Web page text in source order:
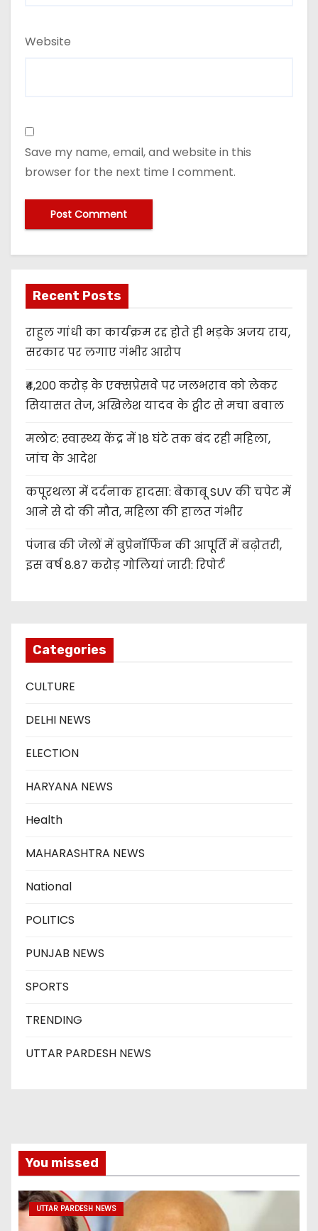
Website
Save my name, email, and website in this
browser for the next time I comment.
Recent Posts
राहुल गांधी का कार्यक्रम रद्द होते ही भड़के अजय राय,
सरकार पर लगाए गंभीर आरोप
₹4,200 करोड़ के एक्सप्रेसवे पर जलभराव को लेकर
सियासत तेज, अखिलेश यादव के ट्वीट से मचा बवाल
मलोट: स्वास्थ्य केंद्र में 18 घंटे तक बंद रही महिला,
जांच के आदेश
कपूरथला में दर्दनाक हादसा: बेकाबू SUV की चपेट में
आने से दो की मौत, महिला की हालत गंभीर
पंजाब की जेलों में बुप्रेनॉर्फिन की आपूर्ति में बढ़ोतरी,
इस वर्ष 8.87 करोड़ गोलियां जारी: रिपोर्ट
Categories
CULTURE
DELHI NEWS
ELECTION
HARYANA NEWS
Health
MAHARASHTRA NEWS
National
POLITICS
PUNJAB NEWS
SPORTS
TRENDING
UTTAR PARDESH NEWS
You missed
UTTAR PARDESH NEWS